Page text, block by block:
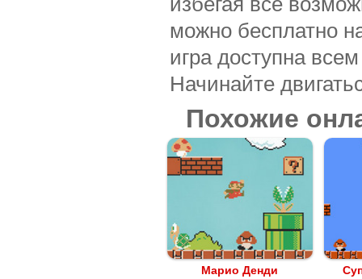
можно бесплатно
игра доступна
Начинайте
Похожие
Марио Денди